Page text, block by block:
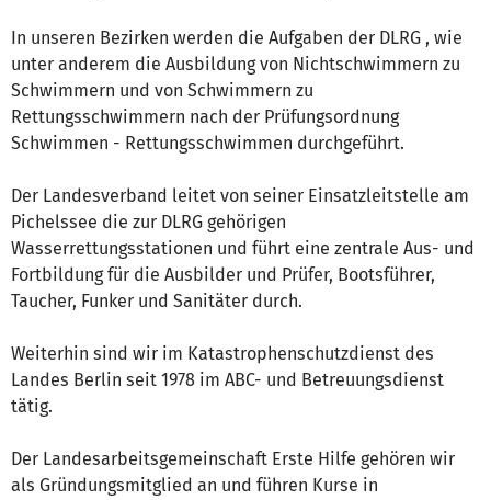
In unseren Bezirken werden die Aufgaben der DLRG , wie
unter anderem die Ausbildung von Nichtschwimmern zu
Schwimmern und von Schwimmern zu
Rettungsschwimmern nach der Prüfungsordnung
Schwimmen - Rettungsschwimmen durchgeführt.
Der Landesverband leitet von seiner Einsatzleitstelle am
Pichelssee die zur DLRG gehörigen
Wasserrettungsstationen und führt eine zentrale Aus- und
Fortbildung für die Ausbilder und Prüfer, Bootsführer,
Taucher, Funker und Sanitäter durch.
Weiterhin sind wir im Katastrophenschutzdienst des
Landes Berlin seit 1978 im ABC- und Betreuungsdienst
tätig.
Der Landesarbeitsgemeinschaft Erste Hilfe gehören wir
als Gründungsmitglied an und führen Kurse in